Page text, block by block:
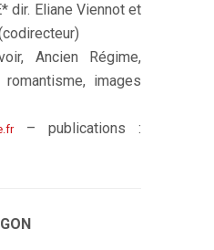
dir. Eliane Viennot et
Ancien Régime,
romantisme, images
– publications :